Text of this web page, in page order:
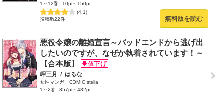
1～12巻
10pt～150pt
(4.1)
投稿数22件
無料版を読む
悪役令嬢の離婚宣言～バッドエンドから逃げ出
したいのですが、なぜか執着されています！～
【合本版】
岬三月 / はるな
女性マンガ、COMIC stella
1～2巻
357pt～432pt